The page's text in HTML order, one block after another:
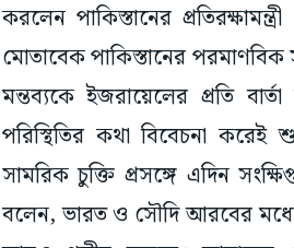
করলেন পাকিস্তানের
মোতাবেক পাকিস্তানের
মন্তব্যকে ইজরায়েলের প্রতি
পরিস্থিতির কথা বিবেচনা
সামরিক চুক্তি প্রসঙ্গে এদিন
বলেন, ভারত ও সৌদি আরবের